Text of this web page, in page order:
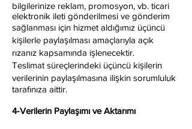
bilgilerinize reklam, promosyon, vb. ticari
elektronik ileti gönderilmesi ve gönderim
sağlanması için hizmet aldığımız üçüncü
kişilerle paylaşılması amaçlarıyla açık
rızanız kapsamında işlenecektir.
Teslimat süreçlerindeki üçüncü kişilerin
verilerinin paylaşılmasına ilişkin sorumluluk
tarafınıza aittir.
4-Verilerin Paylaşımı ve Aktarımı